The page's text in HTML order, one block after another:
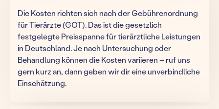
Die Kosten richten sich nach der Gebührenordnung
für Tierärzte (GOT). Das ist die gesetzlich
festgelegte Preisspanne für tierärztliche Leistungen
in Deutschland. Je nach Untersuchung oder
Behandlung können die Kosten variieren – ruf uns
gern kurz an, dann geben wir dir eine unverbindliche
Einschätzung.